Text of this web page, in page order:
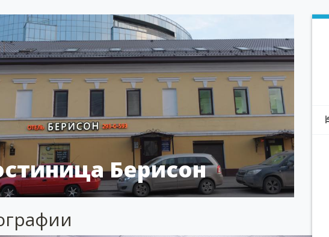
Берисон